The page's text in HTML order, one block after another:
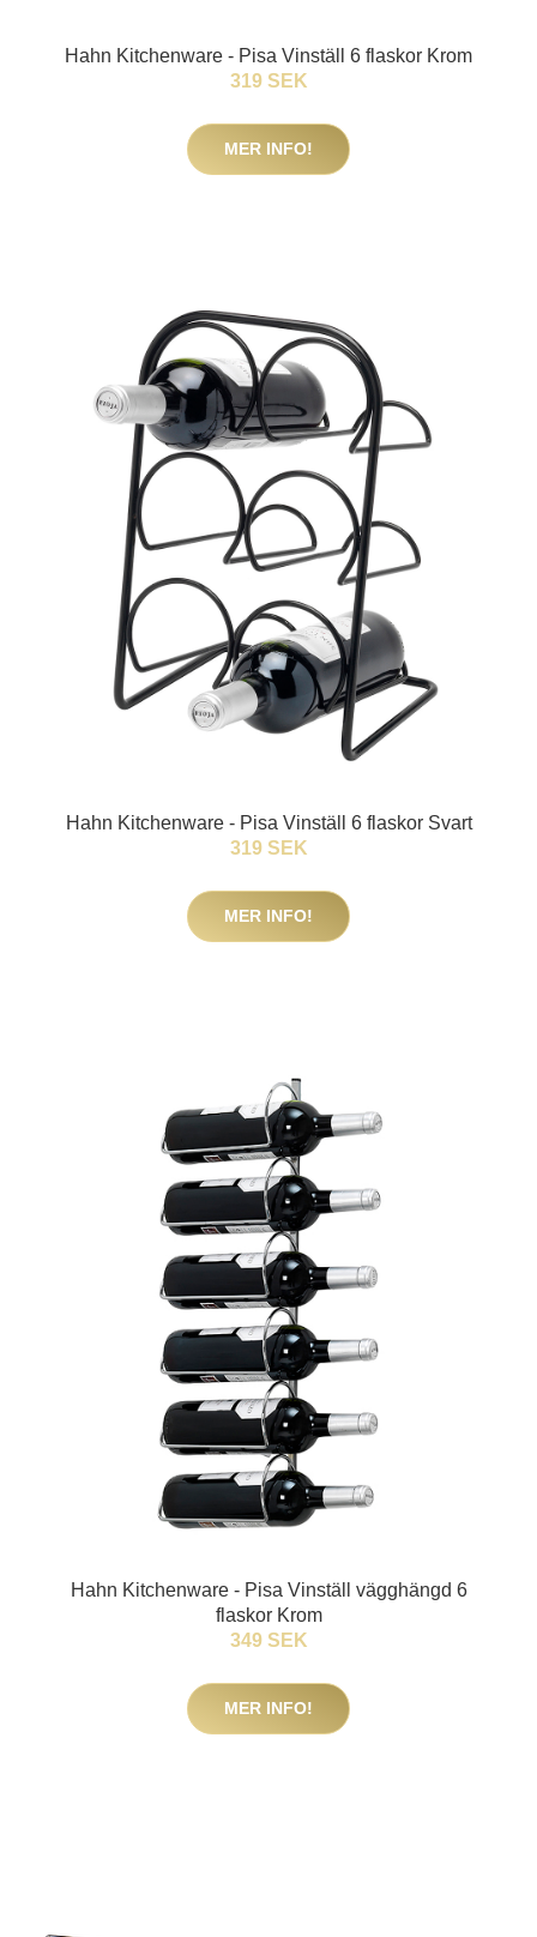
Hahn Kitchenware - Pisa Vinställ 6 flaskor Krom
319 SEK
MER INFO!
Hahn Kitchenware - Pisa Vinställ 6 flaskor Svart
319 SEK
MER INFO!
Hahn Kitchenware - Pisa Vinställ vägghängd 6
flaskor Krom
349 SEK
MER INFO!